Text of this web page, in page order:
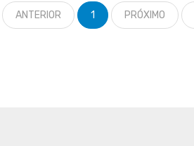
ANTERIOR 1 PRÓXIMO